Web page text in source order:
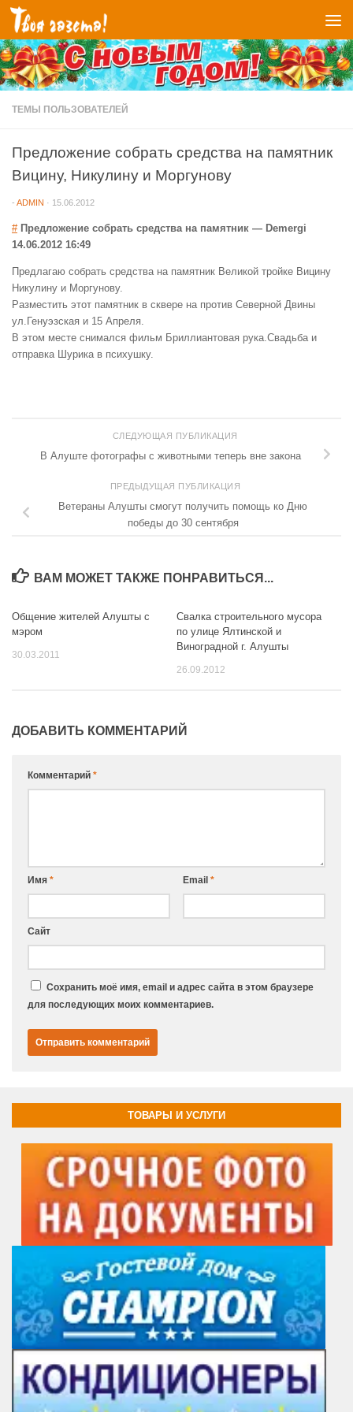
Перейти к содержимому
ТЕМЫ ПОЛЬЗОВАТЕЛЕЙ
Предложение собрать средства на памятник
Вицину, Никулину и Моргунову
- ADMIN · 15.06.2012
# Предложение собрать средства на памятник — Demergi
14.06.2012 16:49
Предлагаю собрать средства на памятник Великой тройке Вицину
Никулину и Моргунову.
Разместить этот памятник в сквере на против Северной Двины
ул.Генуэзская и 15 Апреля.
В этом месте снимался фильм Бриллиантовая рука.Свадьба и
отправка Шурика в психушку.
СЛЕДУЮЩАЯ ПУБЛИКАЦИЯ
В Алуште фотографы с животными теперь вне закона
ПРЕДЫДУЩАЯ ПУБЛИКАЦИЯ
Ветераны Алушты смогут получить помощь ко Дню
победы до 30 сентября
ВАМ МОЖЕТ ТАКЖЕ ПОНРАВИТЬСЯ...
Общение жителей Алушты с
мэром
30.03.2011
Свалка строительного мусора
по улице Ялтинской и
Виноградной г. Алушты
26.09.2012
ДОБАВИТЬ КОММЕНТАРИЙ
Комментарий *
Имя * Email *
Сайт
Сохранить моё имя, email и адрес сайта в этом браузере
для последующих моих комментариев.
ТОВАРЫ И УСЛУГИ